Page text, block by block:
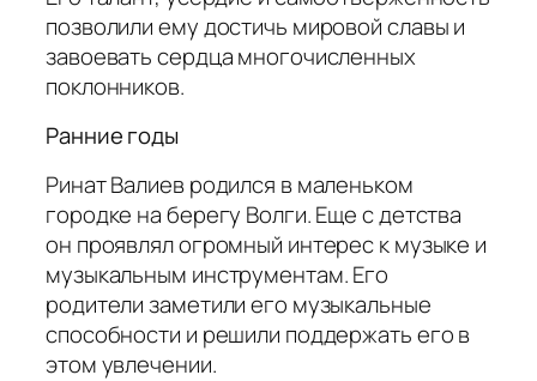
позволили ему достичь мировой славы и
завоевать сердца многочисленных
поклонников.
Ранние годы
Ринат Валиев родился в маленьком
городке на берегу Волги. Еще с детства
он проявлял огромный интерес к музыке и
музыкальным инструментам. Его
родители заметили его музыкальные
способности и решили поддержать его в
этом увлечении.